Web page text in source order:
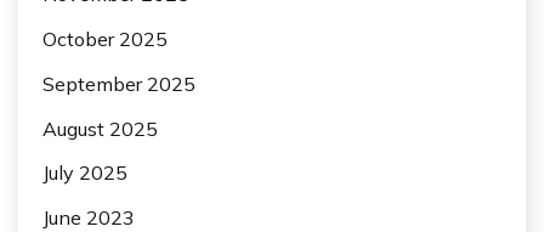
October 2025
September 2025
August 2025
July 2025
June 2023